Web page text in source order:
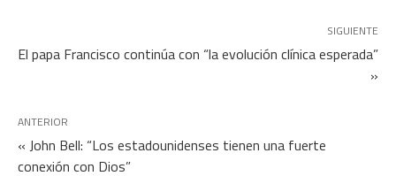
SIGUIENTE
El papa Francisco continúa con “la evolución clínica esperada”
»
ANTERIOR
« John Bell: “Los estadounidenses tienen una fuerte
conexión con Dios”